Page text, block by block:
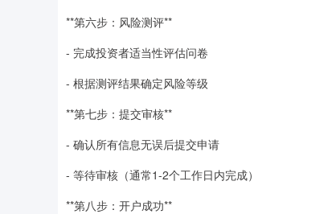
**第六步：风险测评**
- 完成投资者适当性评估问卷
- 根据测评结果确定风险等级
**第七步：提交审核**
- 确认所有信息无误后提交申请
- 等待审核（通常1-2个工作日内完成）
**第八步：开户成功**